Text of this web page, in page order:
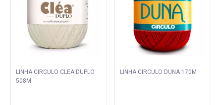
LINHA CIRCULO CLEA DUPLO
508M
LINHA CIRCULO DUNA 170M